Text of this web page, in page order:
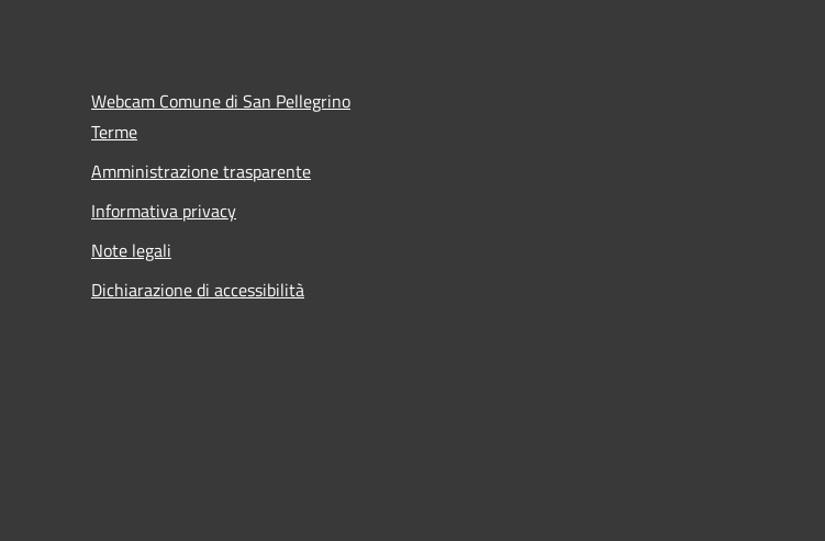
Webcam Comune di San Pellegrino
Terme
Amministrazione trasparente
Informativa privacy
Note legali
Dichiarazione di accessibilità